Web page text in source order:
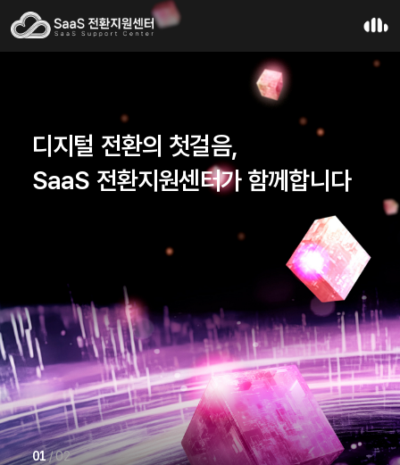
디지털 전환의 첫걸음,
SaaS 전환지원센터가 함께합니다
01/02